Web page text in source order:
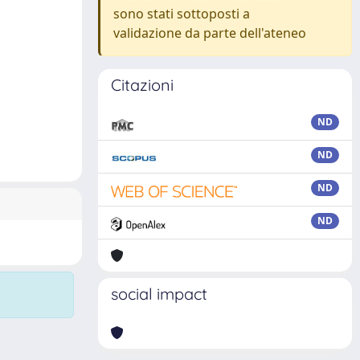
sono stati sottoposti a
validazione da parte dell'ateneo
Citazioni
ND
ND
ND
ND
social impact